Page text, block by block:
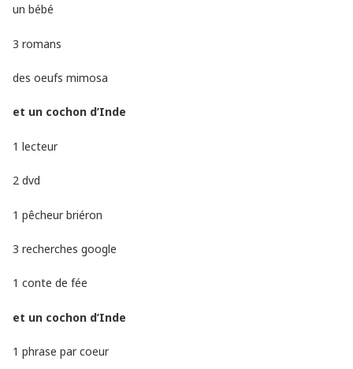
un bébé
3 romans
des oeufs mimosa
et un cochon d’Inde
1 lecteur
2 dvd
1 pêcheur briéron
3 recherches google
1 conte de fée
et un cochon d’Inde
1 phrase par coeur